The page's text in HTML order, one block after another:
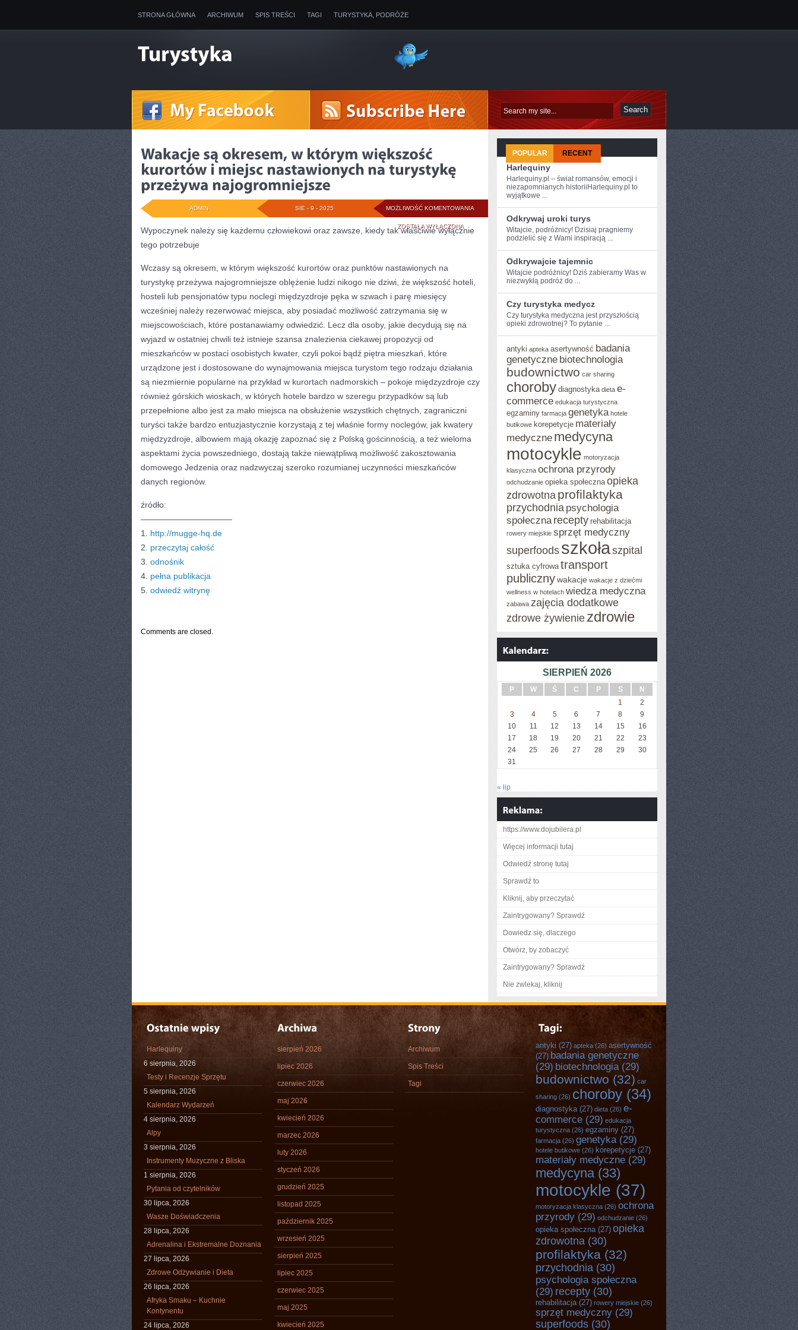
STRONA GŁÓWNA ARCHIWUM SPIS TREŚCI TAGI TURYSTYKA, PODRÓŻE
MOŻLIWOŚĆ KOMENTOWANIA WAKACJE
OKRESEM,
KTÓRYM
WIĘKSZOŚĆ
KURORTÓW
MIEJSC
NASTAWIONYCH
NA
TURYSTYKĘ
PRZEŻYWA
NAJOGROMNIEJSZE
ZOSTAŁA WYŁĄCZONA
SIE - 9 - 2025
ADMIN
Wypoczynek należy się każdemu człowiekowi oraz zawsze, kiedy tak właściwie wyłącznie
tego potrzebuje
Wczasy są okresem, w którym większość kurortów oraz punktów nastawionych na
turystykę przeżywa najogromniejsze oblężenie ludzi nikogo nie dziwi, że większość hoteli,
hosteli lub pensjonatów typu noclegi międzyzdroje pęka w szwach i parę miesięcy
wcześniej należy rezerwować miejsca, aby posiadać możliwość zatrzymania się w
miejscowościach, które postanawiamy odwiedzić. Lecz dla osoby, jakie decydują się na
wyjazd w ostatniej chwili też istnieje szansa znalezienia ciekawej propozycji od
mieszkańców w postaci osobistych kwater, czyli pokoi bądź piętra mieszkań, które
urządzone jest i dostosowane do wynajmowania miejsca turystom tego rodzaju działania
są niezmiernie popularne na przykład w kurortach nadmorskich – pokoje międzyzdroje czy
również górskich wioskach, w których hotele bardzo w szeregu przypadków są lub
przepełnione albo jest za mało miejsca na obsłużenie wszystkich chętnych, zagraniczni
turyści także bardzo entuzjastycznie korzystają z tej właśnie formy noclegów, jak kwatery
międzyzdroje, albowiem mają okazję zapoznać się z Polską gościnnością, a też wieloma
aspektami życia powszedniego, dostają także niewątpliwą możliwość zakosztowania
domowego Jedzenia oraz nadzwyczaj szeroko rozumianej uczynności mieszkańców
danych regionów.
źródło:
———————————
1. http://mugge-hq.de
2. przeczytaj całość
3. odnośnik
4. pełna publikacja
5. odwiedź witrynę
Comments are closed.
POPULAR RECENT
Harlequiny
Harlequiny.pl – świat romansów, emocji i
niezapomnianych historiiHarlequiny.pl to
wyjątkowe ...
Odkrywaj uroki turys
Witajcie, ⁣podróżnicy! Dzisiaj pragniemy
podzielić się z Wami inspiracją⁢ ...
Odkrywajcie tajemnic
Witajcie podróżnicy!⁢ Dziś ⁤zabieramy ⁢Was‍ w
niezwykłą podróż do ...
Czy turystyka medycz
Czy turystyka medyczna jest przyszłością
opieki zdrowotnej?⁣ To pytanie ...
antyki apteka asertywność badania
genetyczne biotechnologia
budownictwo car sharing
choroby diagnostyka dieta e-
commerce edukacja turystyczna
egzaminy farmacja genetyka hotele
butikowe korepetycje materiały
medyczne medycyna
motocykle motoryzacja
klasyczna ochrona przyrody
odchudzanie opieka społeczna opieka
zdrowotna profilaktyka
przychodnia psychologia
społeczna recepty rehabilitacja
rowery miejskie sprzęt medyczny
superfoods szkołaszpital
sztuka cyfrowa transport
publicznywakacje wakacje z dziećmi
wellness w hotelach wiedza medyczna
zabawa zajęcia dodatkowe
zdrowe żywienie zdrowie
SIERPIEŃ 2026
P W Ś C P S
N
1
2
3
4 5 6 7 8
9
10
11 12 13 14 15
16
17
18 19 20 21 22
23
24
25 26 27 28 29
30
31
« lip
https://www.dojubilera.pl
Więcej informacji tutaj
Odwiedź stronę tutaj
Sprawdź to
Kliknij, aby przeczytać
Zaintrygowany? Sprawdź
Dowiedz się, dlaczego
Otwórz, by zobaczyć
Zaintrygowany? Sprawdź
Nie zwlekaj, kliknij
Harlequiny
6 sierpnia, 2026
Testy i Recenzje Sprzętu
5 sierpnia, 2026
Kalendarz Wydarzeń
4 sierpnia, 2026
Alpy
3 sierpnia, 2026
Instrumenty Muzyczne z Bliska
1 sierpnia, 2026
Pytania od czytelników
30 lipca, 2026
Wasze Doświadczenia
28 lipca, 2026
Adrenalina i Ekstremalne Doznania
27 lipca, 2026
Zdrowe Odżywianie i Dieta
26 lipca, 2026
Afryka Smaku – Kuchnie
Kontynentu
24 lipca, 2026
sierpień 2026
lipiec 2026
czerwiec 2026
maj 2026
kwiecień 2026
marzec 2026
luty 2026
styczeń 2026
grudzień 2025
listopad 2025
październik 2025
wrzesień 2025
sierpień 2025
lipiec 2025
czerwiec 2025
maj 2025
kwiecień 2025
Archiwum
Spis Treści
Tagi
antyki (27) apteka (26) asertywność
(27) badania genetyczne
(29) biotechnologia (29)
budownictwo (32) car
sharing (26) choroby (34)
diagnostyka(27) dieta (26) e-
commerce (29) edukacja
turystyczna (26) egzaminy (27)
farmacja (26) genetyka (29)
hotele butikowe (26) korepetycje (27)
materiały medyczne (29)
medycyna(33)
motocykle (37)
motoryzacja klasyczna (26) ochrona
przyrody (29) odchudzanie (26)
opieka społeczna(27) opieka
zdrowotna (30)
profilaktyka (32)
przychodnia (30)
psychologia społeczna
(29) recepty (30)
rehabilitacja(27) rowery miejskie (26)
sprzęt medyczny (29)
superfoods (30)